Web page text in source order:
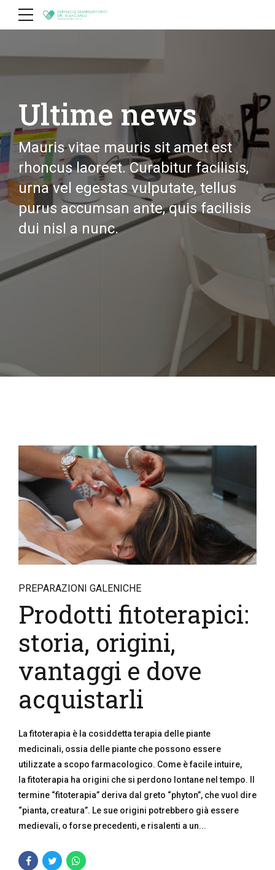
Ultime news
Mauris vitae mauris sit amet est
rhoncus laoreet. Curabitur facilisis,
urna vel egestas vulputate, tellus
purus accumsan ante, quis facilisis
dui nisl a nunc.
PREPARAZIONI GALENICHE
Prodotti fitoterapici:
storia, origini,
vantaggi e dove
acquistarli
La fitoterapia è la cosiddetta terapia delle piante
medicinali, ossia delle piante che possono essere
utilizzate a scopo farmacologico. Come è facile intuire,
la fitoterapia ha origini che si perdono lontane nel tempo. Il
termine “fitoterapia” deriva dal greto “phyton”, che vuol dire
“pianta, creatura”. Le sue origini potrebbero già essere
medievali, o forse precedenti, e risalenti a un...